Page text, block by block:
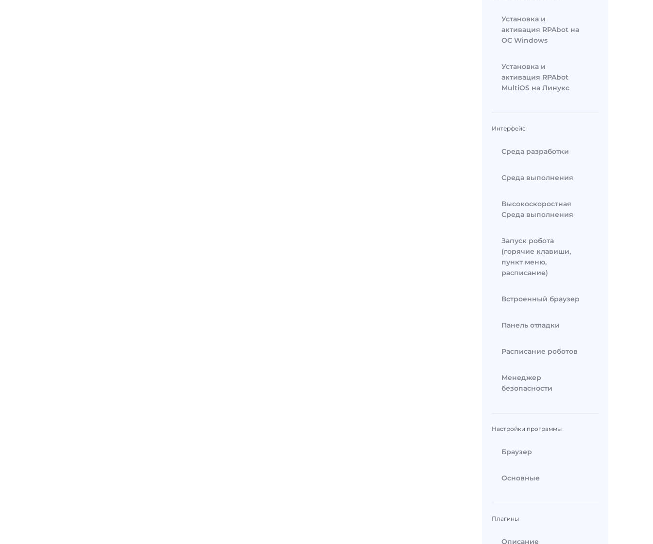
Установка и
активация RPAbot на
ОС Windows
Установка и
активация RPAbot
MultiOS на Линукс
Интерфейс
Среда разработки
Среда выполнения
Высокоскоростная
Среда выполнения
Запуск робота
(горячие клавиши,
пункт меню,
расписание)
Встроенный браузер
Панель отладки
Расписание роботов
Менеджер
безопасности
Настройки программы
Браузер
Основные
Плагины
Описание